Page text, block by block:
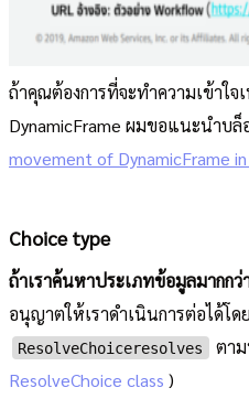
ถ้าคุณต้องการที่จะทำความเข้าใจ
DynamicFrame ผมขอแนะนำบล็
movement of DynamicFrame in
Choice type
ถ้าเราค้นหาประเภทข้อมูลมากก
อนุญาตให้เราดำเนินการต่อได้โด
ResolveChoiceresolves
ตา
ResolveChoice class )